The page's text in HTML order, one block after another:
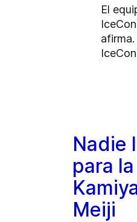
El
IceCon
IceCon
Nadie
para
Meiji